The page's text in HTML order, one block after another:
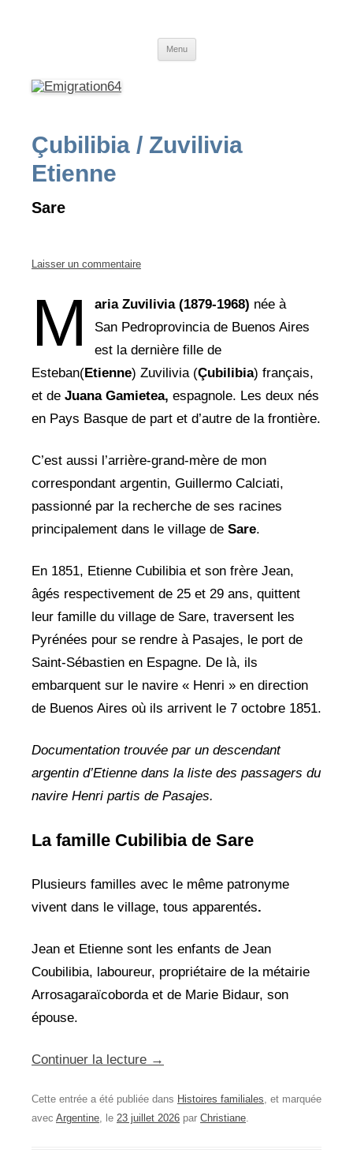
Menu
au
Çubilibia / Zuvilivia
Etienne
Sare
Laisser un commentaire
M aria Zuvilivia (1879-1968) née à
San Pedroprovincia de Buenos Aires
est la dernière fille de
Esteban(Etienne) Zuvilivia (Çubilibia) français,
et de Juana Gamietea, espagnole. Les deux nés
en Pays Basque de part et d’autre de la frontière.
C’est aussi l’arrière-grand-mère de mon
correspondant argentin, Guillermo Calciati,
passionné par la recherche de ses racines
principalement dans le village de Sare.
En 1851, Etienne Cubilibia et son frère Jean,
âgés respectivement de 25 et 29 ans, quittent
leur famille du village de Sare, traversent les
Pyrénées pour se rendre à Pasajes, le port de
Saint-Sébastien en Espagne. De là, ils
embarquent sur le navire « Henri » en direction
de Buenos Aires où ils arrivent le 7 octobre 1851.
Documentation trouvée par un descendant
argentin d’Etienne dans la liste des passagers du
navire Henri partis de Pasajes.
La famille Cubilibia de Sare
Plusieurs familles avec le même patronyme
vivent dans le village, tous apparentés.
Jean et Etienne sont les enfants de Jean
Coubilibia, laboureur, propriétaire de la métairie
Arrosagaraïcoborda et de Marie Bidaur, son
épouse.
Continuer la lecture →
Cette entrée a été publiée dans Histoires familiales, et marquée
avec Argentine, le 23 juillet 2026 par Christiane.